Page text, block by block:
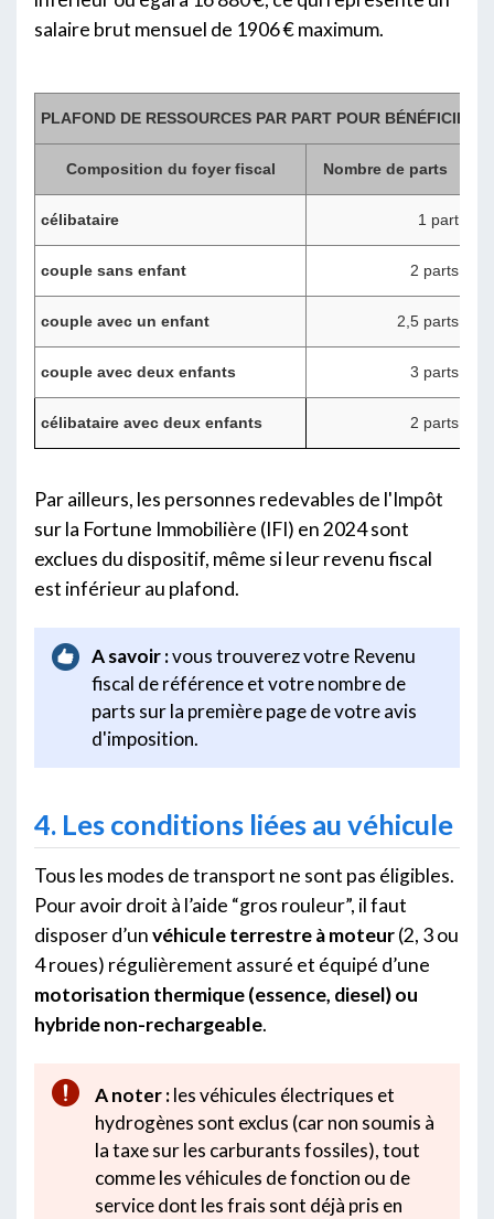
salaire brut mensuel de 1906 € maximum.
PLAFOND DE RESSOURCES PAR PART POUR BÉNÉFICIER
Composition du foyer fiscal Nombre de parts
célibataire 1 part
couple sans enfant 2 parts
couple avec un enfant 2,5 parts
couple avec deux enfants 3 parts
célibataire avec deux enfants 2 parts
Par ailleurs, les personnes redevables de l'Impôt
sur la Fortune Immobilière (IFI) en 2024 sont
exclues du dispositif, même si leur revenu fiscal
est inférieur au plafond.
A savoir :vous trouverez votre Revenu
fiscal de référence et votre nombre de
parts sur la première page de votre avis
d'imposition.
4. Les conditions liées au véhicule
Tous les modes de transport ne sont pas éligibles.
Pour avoir droit à l’aide “gros rouleur”, il faut
disposer d’unvéhicule terrestre à moteur(2, 3 ou
4 roues) régulièrement assuré et équipé d’une
motorisation thermique (essence, diesel) ou
hybride non-rechargeable.
A noter :les véhicules électriques et
hydrogènes sont exclus (car non soumis à
la taxe sur les carburants fossiles), tout
comme les véhicules de fonction ou de
service dont les frais sont déjà pris en